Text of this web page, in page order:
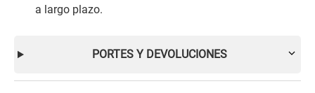
a largo plazo.
PORTES Y DEVOLUCIONES